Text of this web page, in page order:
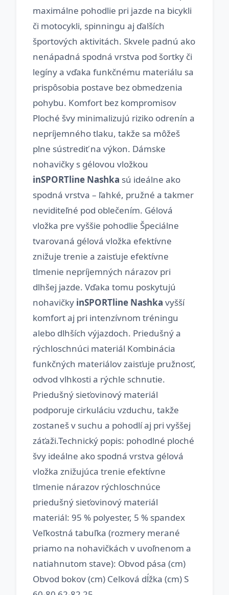
maximálne pohodlie pri jazde na bicykli
či motocykli, spinningu aj ďalších
športových aktivitách. Skvele padnú ako
nenápadná spodná vrstva pod šortky či
legíny a vďaka funkčnému materiálu sa
prispôsobia postave bez obmedzenia
pohybu. Komfort bez kompromisov
Ploché švy minimalizujú riziko odrenín a
nepríjemného tlaku, takže sa môžeš
plne sústrediť na výkon. Dámske
nohavičky s gélovou vložkou
inSPORTline Nashka sú ideálne ako
spodná vrstva – ľahké, pružné a takmer
neviditeľné pod oblečením. Gélová
vložka pre vyššie pohodlie Špeciálne
tvarovaná gélová vložka efektívne
znižuje trenie a zaisťuje efektívne
tlmenie nepríjemných nárazov pri
dlhšej jazde. Vďaka tomu poskytujú
nohavičky inSPORTline Nashka vyšší
komfort aj pri intenzívnom tréningu
alebo dlhších výjazdoch. Priedušný a
rýchloschnúci materiál Kombinácia
funkčných materiálov zaisťuje pružnosť,
odvod vlhkosti a rýchle schnutie.
Priedušný sieťovinový materiál
podporuje cirkuláciu vzduchu, takže
zostaneš v suchu a pohodlí aj pri vyššej
záťaži.Technický popis: pohodlné ploché
švy ideálne ako spodná vrstva gélová
vložka znižujúca trenie efektívne
tlmenie nárazov rýchloschnúce
priedušný sieťovinový materiál
materiál: 95 % polyester, 5 % spandex
Veľkostná tabuľka (rozmery merané
priamo na nohavičkách v uvoľnenom a
natiahnutom stave): Obvod pása (cm)
Obvod bokov (cm) Celková dĺžka (cm) S